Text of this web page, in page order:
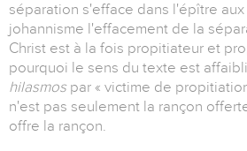
séparation s'efface dans l'épître
johannisme l'effacement de la
Christ est à la fois propitiateur et
pourquoi le sens du texte est
hilasmos par « victime de
n'est pas seulement la rançon
offre la rançon.